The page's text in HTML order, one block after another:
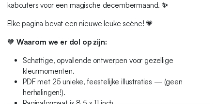
kabouters voor een magische decembermaand.✨
Elke pagina bevat een nieuwe leuke scène! 💗
🧡 Waarom we er dol op zijn:
Schattige, opvallende ontwerpen voor gezellige
kleurmomenten.
PDF met 25 unieke, feestelijke illustraties — (geen
herhalingen!).
Paginaformaat is 8,5 x 11 inch.